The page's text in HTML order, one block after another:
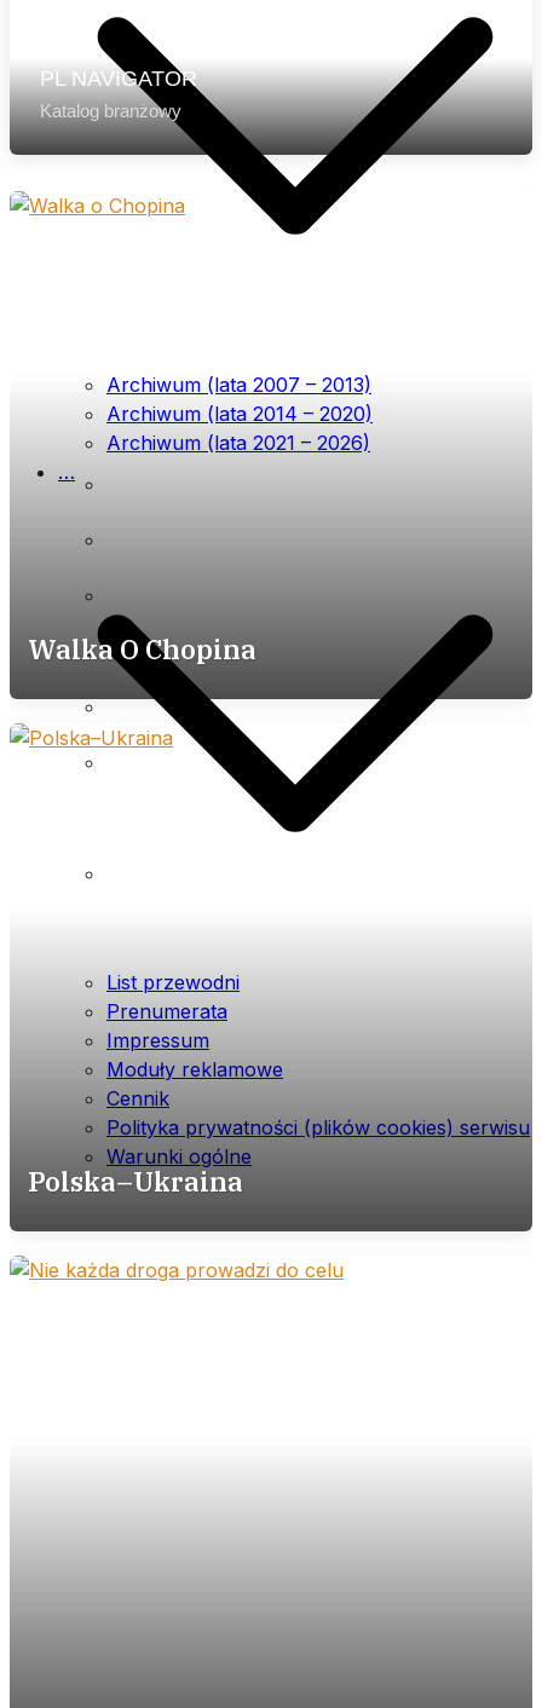
Moduły reklamowe
Cennik
Polityka prywatności (plików
cookies) serwisu
Archiwum (lata 2007 – 2013)
Archiwum (lata 2014 – 2020)
Archiwum (lata 2021 – 2026)
…
List przewodni
Prenumerata
Impressum
Moduły reklamowe
Cennik
Polityka prywatności (plików cookies) serwisu
Warunki ogólne
PL NAVIGATOR
Katalog branżowy
Walka O Chopina
Polska–Ukraina